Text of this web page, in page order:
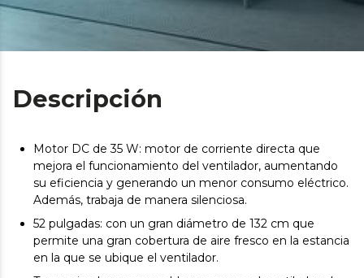
Descripción
Motor DC de 35 W: motor de corriente directa que
mejora el funcionamiento del ventilador, aumentando
su eficiencia y generando un menor consumo eléctrico.
Además, trabaja de manera silenciosa.
52 pulgadas: con un gran diámetro de 132 cm que
permite una gran cobertura de aire fresco en la estancia
en la que se ubique el ventilador.